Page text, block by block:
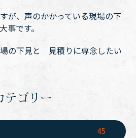
が、声のかかっている現場の下
です。
の下見と 見積りに専念したい
テゴリー
45